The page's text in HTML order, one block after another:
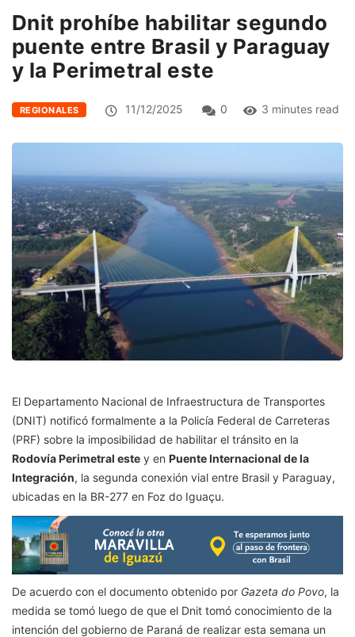
Dnit prohíbe habilitar segundo
puente entre Brasil y Paraguay
y la Perimetral este
REGIONALES 11/12/2025 0 3 minutes read
El Departamento Nacional de Infraestructura de Transportes
(DNIT) notificó formalmente a la Policía Federal de Carreteras
(PRF) sobre la imposibilidad de habilitar el tránsito en la
Rodovía Perimetral este y en Puente Internacional de la
Integración, la segunda conexión vial entre Brasil y Paraguay,
ubicadas en la BR-277 en Foz do Iguaçu.
De acuerdo con el documento obtenido por Gazeta do Povo, la
medida se tomó luego de que el Dnit tomó conocimiento de la
intención del gobierno de Paraná de realizar esta semana un